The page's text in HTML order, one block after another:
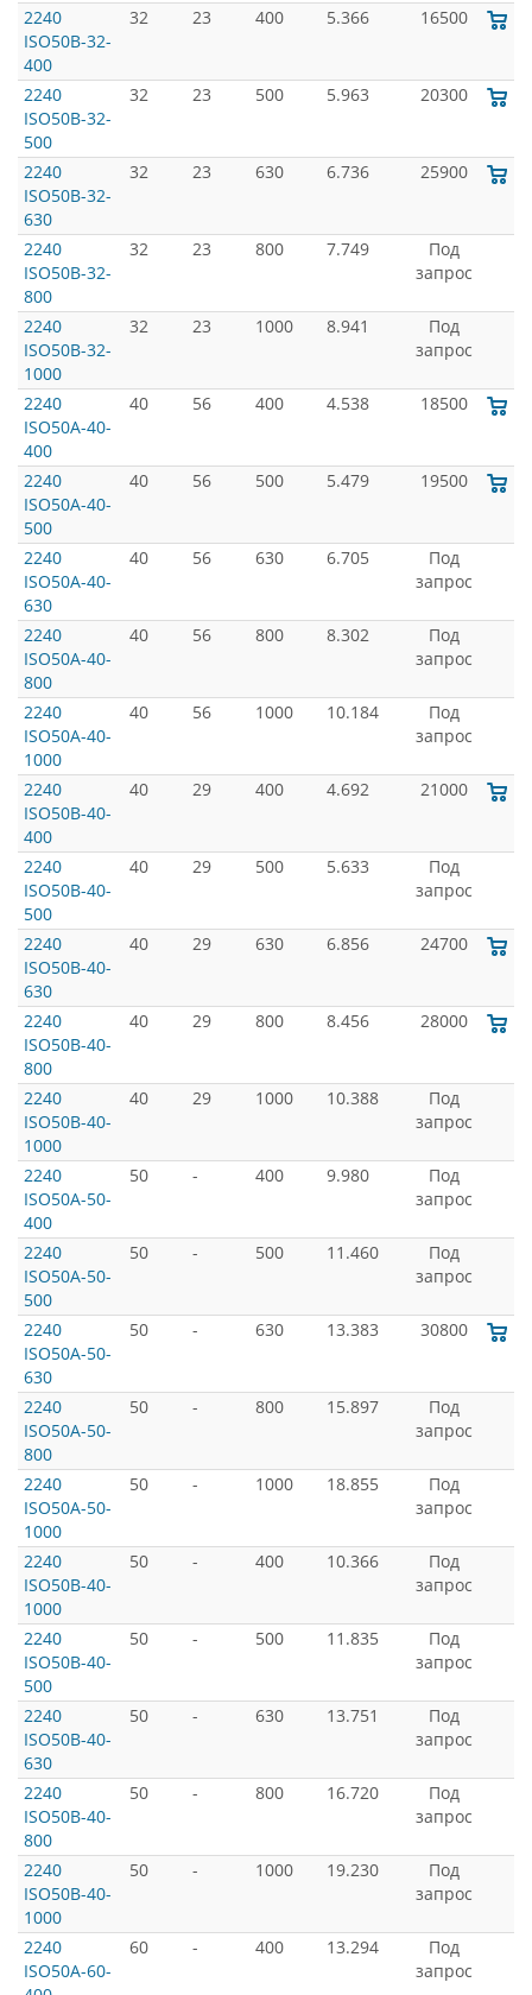
2240
ISO50B-32-
400
32 23 400 5.366 16500
2240
ISO50B-32-
500
32 23 500 5.963 20300
2240
ISO50B-32-
630
32 23 630 6.736 25900
2240
ISO50B-32-
800
32 23 800 7.749
Под
запрос
2240
ISO50B-32-
1000
32 23 1000 8.941
Под
запрос
2240
ISO50A-40-
400
40 56 400 4.538 18500
2240
ISO50A-40-
500
40 56 500 5.479 19500
2240
ISO50A-40-
630
40 56 630 6.705
Под
запрос
2240
ISO50A-40-
800
40 56 800 8.302
Под
запрос
2240
ISO50A-40-
1000
40 56 1000 10.184
Под
запрос
2240
ISO50B-40-
400
40 29 400 4.692 21000
2240
ISO50B-40-
500
40 29 500 5.633
Под
запрос
2240
ISO50B-40-
630
40 29 630 6.856 24700
2240
ISO50B-40-
800
40 29 800 8.456 28000
2240
ISO50B-40-
1000
40 29 1000 10.388
Под
запрос
2240
ISO50A-50-
400
50 - 400 9.980
Под
запрос
2240
ISO50A-50-
500
50 - 500 11.460
Под
запрос
2240
ISO50A-50-
630
50 - 630 13.383 30800
2240
ISO50A-50-
800
50 - 800 15.897
Под
запрос
2240
ISO50A-50-
1000
50 - 1000 18.855
Под
запрос
2240
ISO50B-40-
1000
50 - 400 10.366
Под
запрос
2240
ISO50B-40-
500
50 - 500 11.835
Под
запрос
2240
ISO50B-40-
630
50 - 630 13.751
Под
запрос
2240
ISO50B-40-
800
50 - 800 16.720
Под
запрос
2240
ISO50B-40-
1000
50 - 1000 19.230
Под
запрос
2240
ISO50A-60-
60 - 400 13.294
Под
запрос